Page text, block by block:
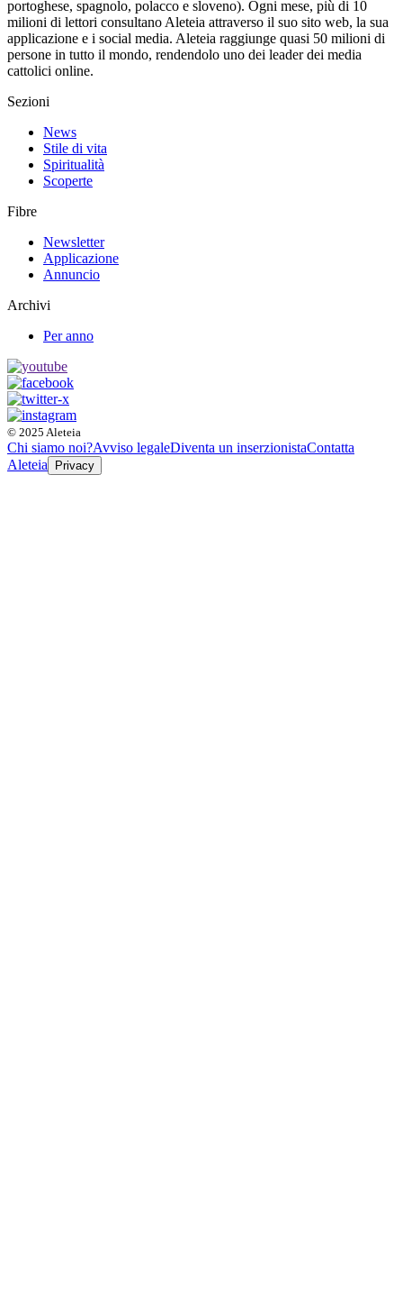
portoghese, spagnolo, polacco e sloveno). Ogni mese, più di 10
milioni di lettori consultano Aleteia attraverso il suo sito web, la sua
applicazione e i social media. Aleteia raggiunge quasi 50 milioni di
persone in tutto il mondo, rendendolo uno dei leader dei media
cattolici online.
Sezioni
News
Stile di vita
Spiritualità
Scoperte
Fibre
Newsletter
Applicazione
Annuncio
Archivi
Per anno
© 2025 Aleteia
Chi siamo noi?Avviso legaleDiventa un inserzionistaContatta
Aleteia
Privacy